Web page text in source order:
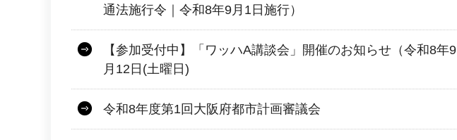
通法施行令｜令和8年9月1日施行）
【参加受付中】「ワッハA講談会」開催のお知らせ（令和8年9
月12日(土曜日)
令和8年度第1回大阪府都市計画審議会